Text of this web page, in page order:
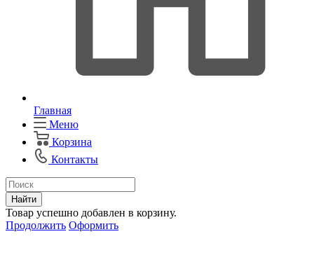
Главная
Меню
Корзина
Контакты
Найти
Товар успешно добавлен в корзину.
Продолжить Оформить